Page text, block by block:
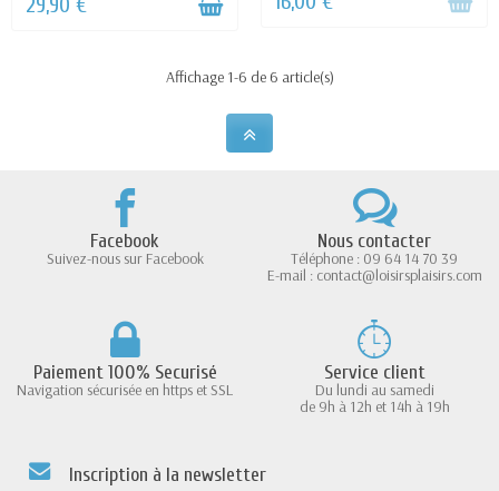
Affichage 1-6 de 6 article(s)
Facebook
Suivez-nous sur Facebook
Nous contacter
Téléphone : 09 64 14 70 39
E-mail : contact@loisirsplaisirs.com
Paiement 100% Securisé
Navigation sécurisée en https et SSL
Service client
Du lundi au samedi
de 9h à 12h et 14h à 19h
Inscription à la newsletter